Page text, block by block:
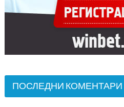
ПОСЛЕДНИ КОМЕНТАРИ